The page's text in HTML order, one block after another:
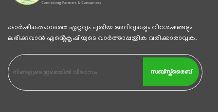
കാര്‍ഷികരംഗത്തെ ഏറ്റവും പുതിയ അറിവുകളും വിശേഷങ്ങളും
ലഭിക്കുവാന്‍ എൻ്റെകൃഷിയുടെ വാര്‍ത്താപ്പത്രിക വരിക്കാരാവുക.
സബ്സ്ക്രൈബ്